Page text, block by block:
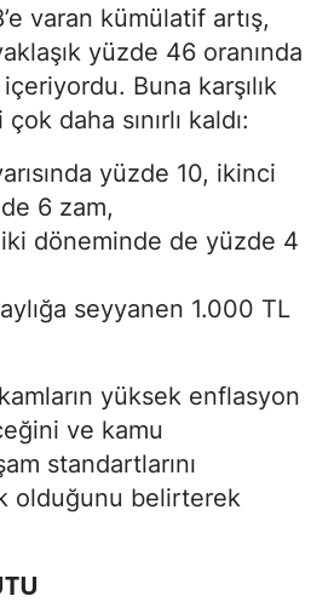
varan kümülatif artış,
yüzde 46 oranında
Buna karşılık
daha sınırlı kaldı:
yüzde 10, ikinci
6 zam,
döneminde de yüzde 4
seyyanen 1.000 TL
yüksek enflasyon
ve kamu
standartlarını
olduğunu belirterek